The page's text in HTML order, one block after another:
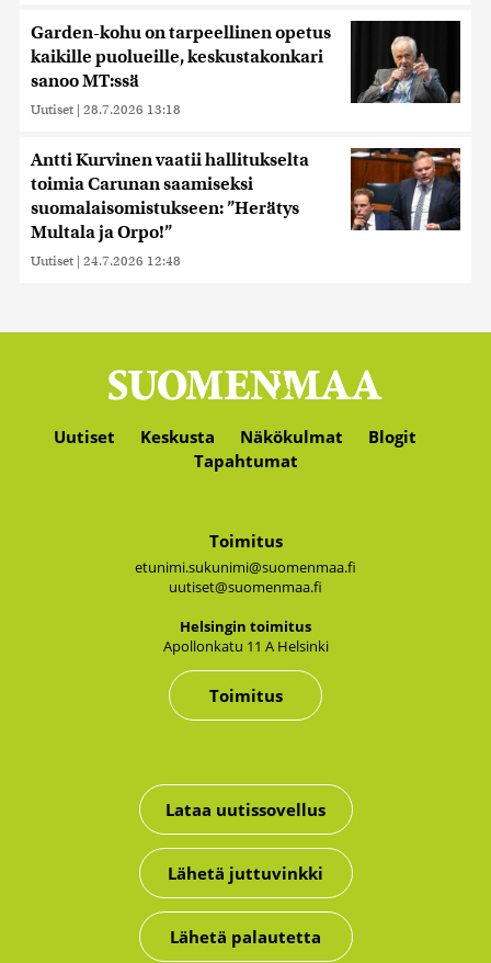
Garden-kohu on tarpeellinen opetus
kaikille puolueille, keskustakonkari
sanoo MT:ssä
Uutiset | 28.7.2026 13:18
Antti Kurvinen vaatii hallitukselta
toimia Carunan saamiseksi
suomalaisomistukseen: ”Herätys
Multala ja Orpo!”
Uutiset | 24.7.2026 12:48
Uutiset Keskusta Näkökulmat
Blogit
Tapahtumat
Toimitus
etunimi.sukunimi@suomenmaa.fi
uutiset@suomenmaa.fi
Hel­sin­gin toi­mi­tus
Apol­lon­ka­tu 11 A Hel­sin­ki
Toimitus
Lataa uutissovellus
Lähetä juttuvinkki
Lähetä palautetta